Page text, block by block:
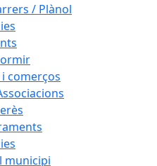
/ Plànol
comerços
municipi